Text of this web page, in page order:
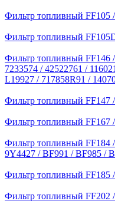
Фильтр топливный FF105
Фильтр топливный
Фильтр топливный FF146
7233574 / 42522761 /
L19927 / 717858R91 /
Фильтр топливный FF147
Фильтр топливный FF167
Фильтр топливный FF184
9Y4427 / BF991 / BF985 /
Фильтр топливный FF185
Фильтр топливный FF202